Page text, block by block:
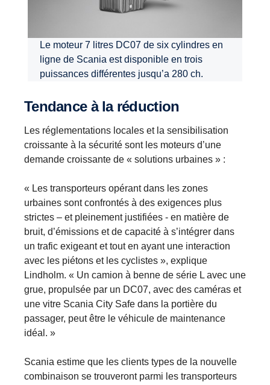
Le moteur 7 litres DC07 de six cylindres en
ligne de Scania est disponible en trois
puissances différentes jusqu’a 280 ch.
Tendance à la réduction
Les réglementations locales et la sensibilisation
croissante à la sécurité sont les moteurs d’une
demande croissante de « solutions urbaines » :
« Les transporteurs opérant dans les zones
urbaines sont confrontés à des exigences plus
strictes – et pleinement justifiées - en matière de
bruit, d’émissions et de capacité à s’intégrer dans
un trafic exigeant et tout en ayant une interaction
avec les piétons et les cyclistes », explique
Lindholm. « Un camion à benne de série L avec une
grue, propulsée par un DC07, avec des caméras et
une vitre Scania City Safe dans la portière du
passager, peut être le véhicule de maintenance
idéal. »
Scania estime que les clients types de la nouvelle
combinaison se trouveront parmi les transporteurs